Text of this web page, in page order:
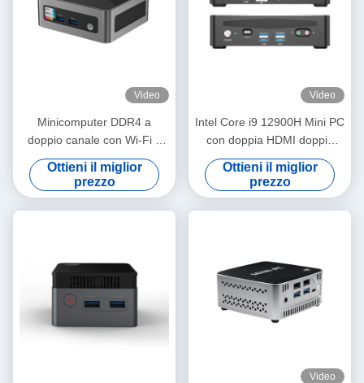
Video
Minicomputer DDR4 a
doppio canale con Wi-Fi e
processore Intel Core I7-
1360P
Ottieni il miglior
prezzo
Video
Intel Core i9 12900H Mini PC
con doppia HDMI doppia
LAN e DDR4 64G
Ottieni il miglior
prezzo
Video